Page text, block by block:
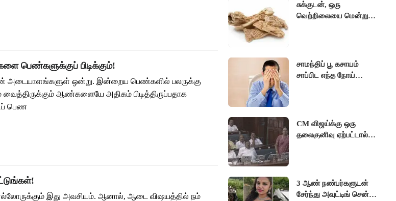
பெண்களுக்குப் பிடிக்கும்!
அடையாளங்களுள் ஒன்று. இன்றைய பெண்களில் பலருக்கு
வைத்திருக்கும் ஆண்களையே அதிகம் பிடித்திருப்பதாக
பெண
இது அவசியம். ஆனால், ஆடை விஷயத்தில் நம்
சுக்குடன், ஒரு
வெற்றிலையை மென்று
சாமந்திப் பூ கசாயம்
சாப்பிட எந்த நோய்
CM விஜய்க்கு ஒரு
தலைகுனிவு ஏற்பட்டால்
3 ஆண் நண்பர்களுடன்
சேர்ந்து அவுட்டிங் சென்ற